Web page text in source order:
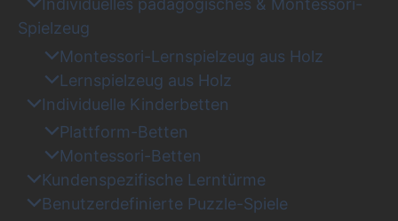
Individuelles pädagogisches & Montessori-
Spielzeug
Montessori-Lernspielzeug aus Holz
Lernspielzeug aus Holz
Individuelle Kinderbetten
Plattform-Betten
Montessori-Betten
Kundenspezifische Lerntürme
Benutzerdefinierte Puzzle-Spiele